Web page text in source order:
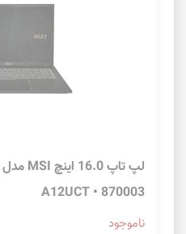
A12UCT • 870003
ناموجود